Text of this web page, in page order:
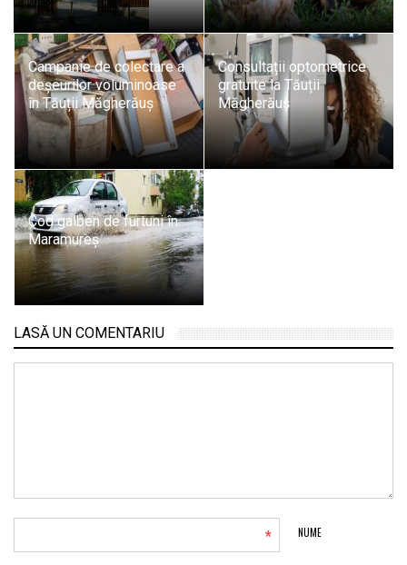
Campanie de colectare a
deșeurilor voluminoase
în Tăuții Măgherăuș
Consultații optometrice
gratuite la Tăuții
Măgherăuș
Cod galben de furtuni în
Maramureș
LASĂ UN COMENTARIU
NUME
*